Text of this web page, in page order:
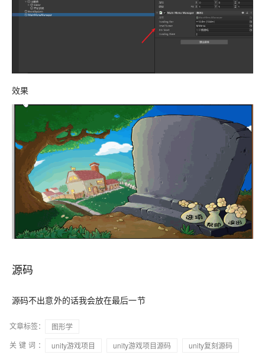
效果
源码
源码不出意外的话我会放在最后一节
文章标签：
图形学
关键词：
unity游戏项目 unity游戏项目源码
unity复刻源码